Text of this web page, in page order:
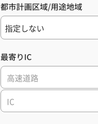
都市計画区域/用途地域
最寄りIC
高速道路
IC